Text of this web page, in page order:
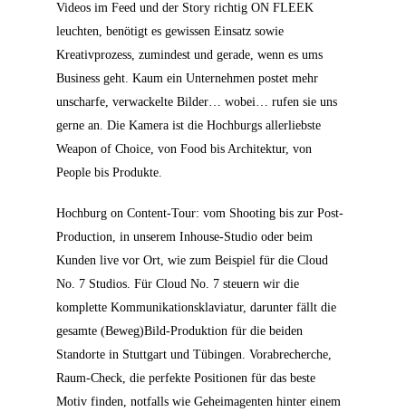
Videos im Feed und der Story richtig ON FLEEK
leuchten, benötigt es gewissen Einsatz sowie
Kreativprozess, zumindest und gerade, wenn es ums
Business geht. Kaum ein Unternehmen postet mehr
unscharfe, verwackelte Bilder… wobei… rufen sie uns
gerne an. Die Kamera ist die Hochburgs allerliebste
Weapon of Choice, von Food bis Architektur, von
People bis Produkte.
Hochburg on Content-Tour: vom Shooting bis zur Post-
Production, in unserem Inhouse-Studio oder beim
Kunden live vor Ort, wie zum Beispiel für die Cloud
No. 7 Studios. Für Cloud No. 7 steuern wir die
komplette Kommunikationsklaviatur, darunter fällt die
gesamte (Beweg)Bild-Produktion für die beiden
Standorte in Stuttgart und Tübingen. Vorabrecherche,
Raum-Check, die perfekte Positionen für das beste
Motiv finden, notfalls wie Geheimagenten hinter einem